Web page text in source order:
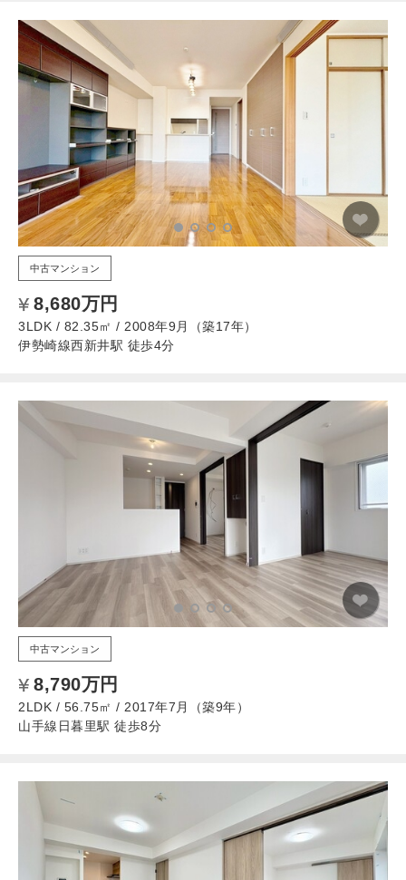
中古マンション
8,680万円
3LDK / 82.35㎡ / 2008年9月（築17年）
伊勢崎線西新井駅 徒歩4分
中古マンション
8,790万円
2LDK / 56.75㎡ / 2017年7月（築9年）
山手線日暮里駅 徒歩8分